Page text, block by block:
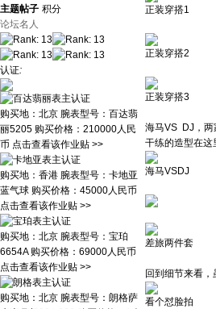
主题帖子 积分
论坛名人
认证:
购买地： 北京 腕表型号： 百达翡
丽5205 购买价格： 210000人民
币 点击查看该作业贴 >>
购买地： 香港 腕表型号： 卡地亚
蓝气球 购买价格： 45000人民币
点击查看该作业贴 >>
购买地： 北京 腕表型号： 宝珀
6654A 购买价格： 69000人民币
点击查看该作业贴 >>
购买地： 北京 腕表型号： 朗格萨
正装穿搭1
正装穿搭2
正装穿搭3
海马VS DJ，两
干练的造型在这
海马VSDJ
差旅两件套
回到细节来看
看个怼脸拍